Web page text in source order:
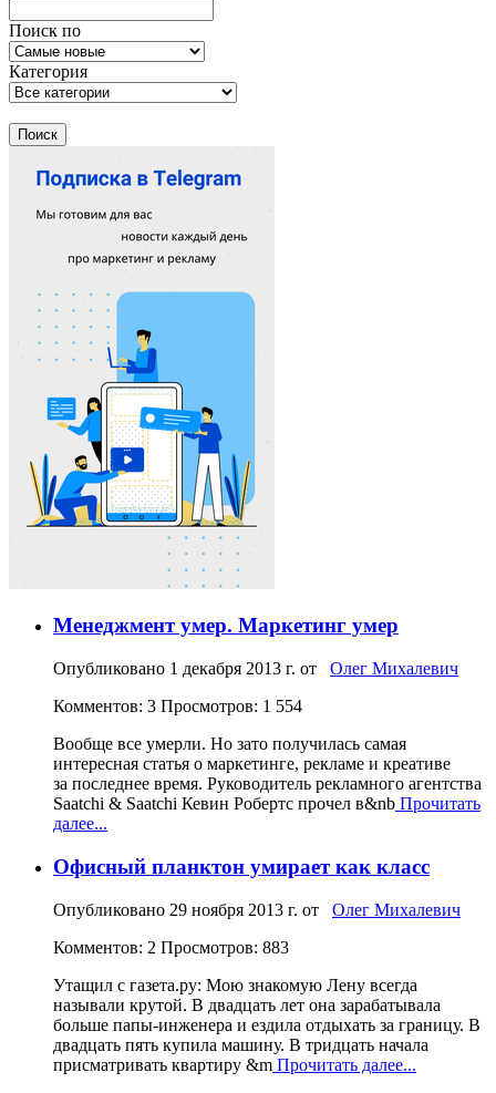
Поиск по
Категория
Поиск
Менеджмент умер. Маркетинг умер
Опубликовано 1 декабря 2013 г. от Олег Михалевич
Комментов: 3 Просмотров: 1 554
Вообще все умерли. Но зато получилась самая
интересная статья о маркетинге, рекламе и креативе
за последнее время. Руководитель рекламного агентства
Saatchi & Saatchi Кевин Робертс прочел в&nb Прочитать
далее...
Офисный планктон умирает как класс
Опубликовано 29 ноября 2013 г. от Олег Михалевич
Комментов: 2 Просмотров: 883
Утащил с газета.ру: Мою знакомую Лену всегда
называли крутой. В двадцать лет она зарабатывала
больше папы-инженера и ездила отдыхать за границу. В
двадцать пять купила машину. В тридцать начала
присматривать квартиру &m Прочитать далее...